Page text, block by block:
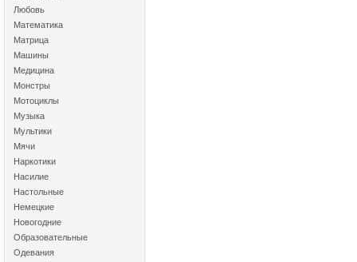
Любовь
Математика
Матрица
Машины
Медицина
Монстры
Мотоциклы
Музыка
Мультики
Мячи
Наркотики
Насилие
Настольные
Немецкие
Новогодние
Образовательные
Одевания